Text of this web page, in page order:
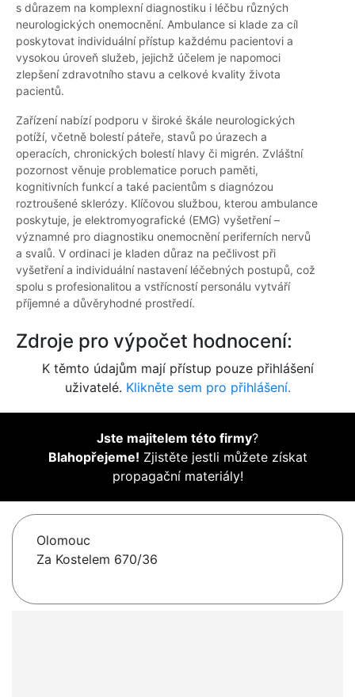
s důrazem na komplexní diagnostiku i léčbu různých
neurologických onemocnění. Ambulance si klade za cíl
poskytovat individuální přístup každému pacientovi a
vysokou úroveň služeb, jejichž účelem je napomoci
zlepšení zdravotního stavu a celkové kvality života
pacientů.
Zařízení nabízí podporu v široké škále neurologických
potíží, včetně bolestí páteře, stavů po úrazech a
operacích, chronických bolestí hlavy či migrén. Zvláštní
pozornost věnuje problematice poruch paměti,
kognitivních funkcí a také pacientům s diagnózou
roztroušené sklerózy. Klíčovou službou, kterou ambulance
poskytuje, je elektromyografické (EMG) vyšetření –
významné pro diagnostiku onemocnění periferních nervů
a svalů. V ordinaci je kladen důraz na pečlivost při
vyšetření a individuální nastavení léčebných postupů, což
spolu s profesionalitou a vstřícností personálu vytváří
příjemné a důvěryhodné prostředí.
Zdroje pro výpočet hodnocení:
K těmto údajům mají přístup pouze přihlášení
uživatelé. Klikněte sem pro přihlášení.
Jste majitelem této firmy?
Blahopřejeme! Zjistěte jestli můžete získat
propagační materiály!
Olomouc
Za Kostelem 670/36